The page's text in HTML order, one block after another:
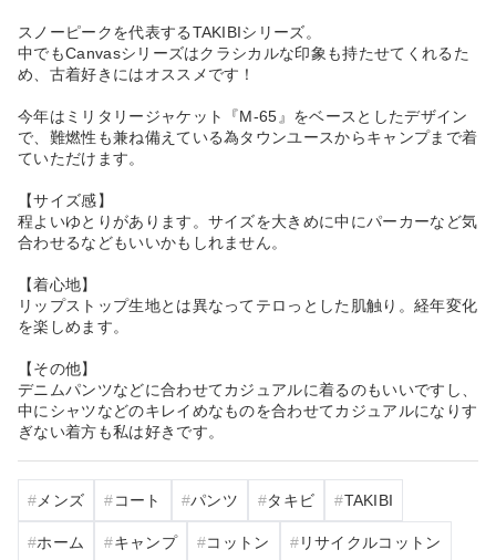
スノーピークを代表するTAKIBIシリーズ。
中でもCanvasシリーズはクラシカルな印象も持たせてくれるた
め、古着好きにはオススメです！
今年はミリタリージャケット『M-65』をベースとしたデザイン
で、難燃性も兼ね備えている為タウンユースからキャンプまで着
ていただけます。
【サイズ感】
程よいゆとりがあります。サイズを大きめに中にパーカーなど気
合わせるなどもいいかもしれません。
【着心地】
リップストップ生地とは異なってテロっとした肌触り。経年変化
を楽しめます。
【その他】
デニムパンツなどに合わせてカジュアルに着るのもいいですし、
中にシャツなどのキレイめなものを合わせてカジュアルになりす
ぎない着方も私は好きです。
メンズ コート パンツ タキビ TAKIBI
ホーム キャンプ コットン リサイクルコットン